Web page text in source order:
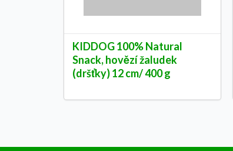
KIDDOG 100% Natural
Snack, hovězí žaludek
(dršťky) 12 cm/ 400 g